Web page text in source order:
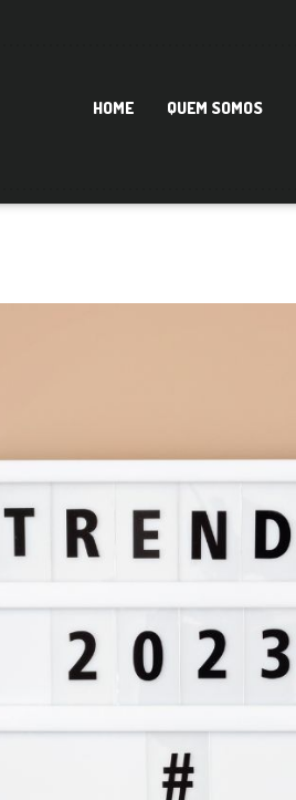
HOME QUEM SOMOS